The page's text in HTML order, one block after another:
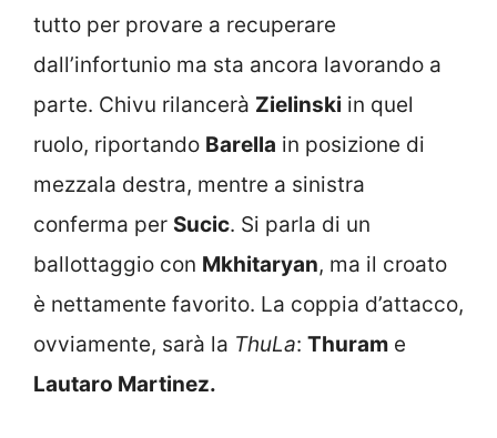
tutto per provare a recuperare
dall’infortunio ma sta ancora lavorando a
parte. Chivu rilancerà Zielinski in quel
ruolo, riportando Barella in posizione di
mezzala destra, mentre a sinistra
conferma per Sucic. Si parla di un
ballottaggio con Mkhitaryan, ma il croato
è nettamente favorito. La coppia d’attacco,
ovviamente, sarà la ThuLa: Thuram e
Lautaro Martinez.